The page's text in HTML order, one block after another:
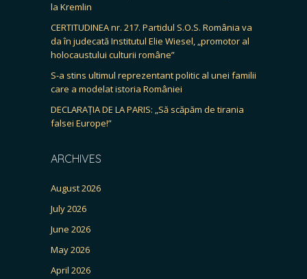
la Kremlin
CERTITUDINEA nr. 217. Partidul S.O.S. România va
da în judecată Institutul Elie Wiesel, „promotor al
holocaustului culturii române”
S-a stins ultimul reprezentant politic al unei familii
care a modelat istoria României
DECLARAȚIA DE LA PARIS: „Să scăpăm de tirania
falsei Europe!”
ARCHIVES
August 2026
July 2026
June 2026
May 2026
April 2026